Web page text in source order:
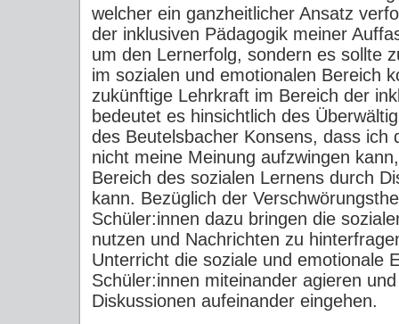
welcher ein ganzheitlicher Ansatz
der inklusiven Pädagogik meiner
um den Lernerfolg, sondern es sollte
im sozialen und emotionalen Bereich
zukünftige Lehrkraft im Bereich der
bedeutet es hinsichtlich des
des Beutelsbacher Konsens, dass ich
nicht meine Meinung aufzwingen
Bereich des sozialen Lernens durch
kann. Bezüglich der
Schüler:innen dazu bringen die
nutzen und Nachrichten zu
Unterricht die soziale und emotionale
Schüler:innen miteinander agieren
Diskussionen aufeinander eingehen.